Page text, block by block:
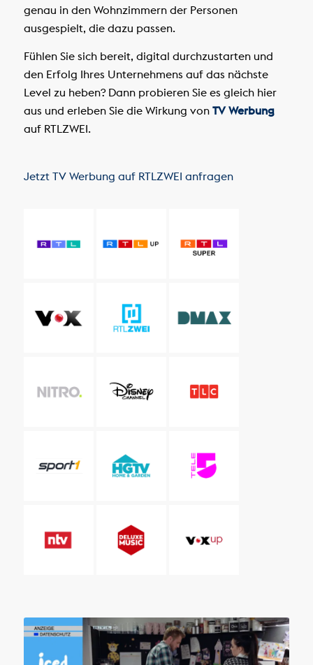
genau in den Wohnzimmern der Personen
ausgespielt, die dazu passen.
Fühlen Sie sich bereit, digital durchzustarten und
den Erfolg Ihres Unternehmens auf das nächste
Level zu heben? Dann probieren Sie es gleich hier
aus und erleben Sie die Wirkung von TV Werbung
auf RTLZWEI.
Jetzt TV Werbung auf RTLZWEI anfragen